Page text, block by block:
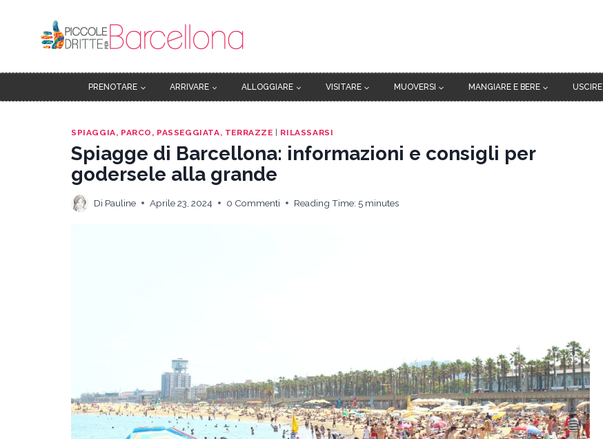
contenuto
PRENOTARE ARRIVARE ALLOGGIARE VISITARE MUOVERSI MANGIARE E BERE USCIRE
SPIAGGIA, PARCO, PASSEGGIATA, TERRAZZE RILASSARSI
Spiagge di Barcellona: informazioni e consigli per
godersele alla grande
Di Pauline Aprile 23, 2024 0 Commenti Reading Time: 5 minutes